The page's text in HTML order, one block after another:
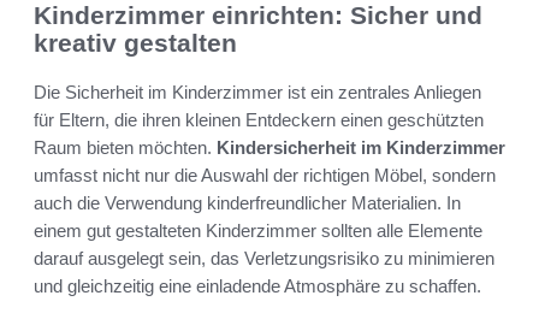
Kinderzimmer einrichten: Sicher und
kreativ gestalten
Die Sicherheit im Kinderzimmer ist ein zentrales Anliegen
für Eltern, die ihren kleinen Entdeckern einen geschützten
Raum bieten möchten. Kindersicherheit im Kinderzimmer
umfasst nicht nur die Auswahl der richtigen Möbel, sondern
auch die Verwendung kinderfreundlicher Materialien. In
einem gut gestalteten Kinderzimmer sollten alle Elemente
darauf ausgelegt sein, das Verletzungsrisiko zu minimieren
und gleichzeitig eine einladende Atmosphäre zu schaffen.